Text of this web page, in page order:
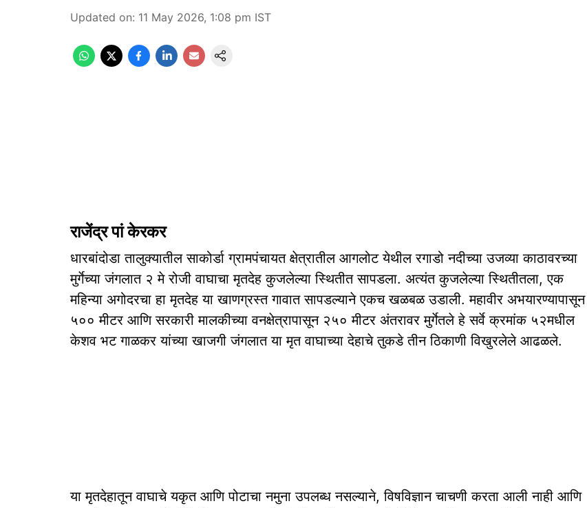
Updated on: 11 May 2026, 1:08 pm IST
राजेंद्र पां केरकर
धारबांदोडा तालुक्यातील साकोर्डा ग्रामपंचायत क्षेत्रातील आगलोट येथील रगाडो नदीच्या उजव्या काठावरच्या
मुर्गेच्या जंगलात २ मे रोजी वाघाचा मृतदेह कुजलेल्या स्थितीत सापडला. अत्यंत कुजलेल्या स्थितीतला, एक
महिन्या अगोदरचा हा मृतदेह या खाणग्रस्त गावात सापडल्याने एकच खळबळ उडाली. महावीर अभयारण्यापासून
५०० मीटर आणि सरकारी मालकीच्या वनक्षेत्रापासून २५० मीटर अंतरावर मुर्गेतले हे सर्वे क्रमांक ५२मधील
केशव भट गाळकर यांच्या खाजगी जंगलात या मृत वाघाच्या देहाचे तुकडे तीन ठिकाणी विखुरलेले आढळले.
या मृतदेहातून वाघाचे यकृत आणि पोटाचा नमुना उपलब्ध नसल्याने, विषविज्ञान चाचणी करता आली नाही आणि